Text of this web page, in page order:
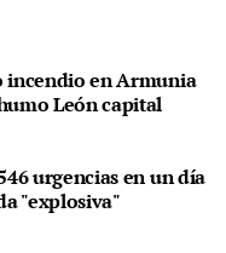
incendio en Armunia
León capital
urgencias en un día
"explosiva"